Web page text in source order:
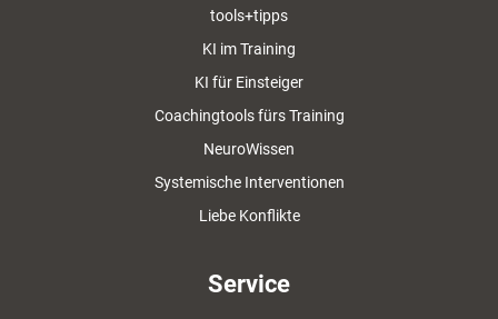
tools+tipps
KI im Training
KI für Einsteiger
Coachingtools fürs Training
NeuroWissen
Systemische Interventionen
Liebe Konflikte
Service